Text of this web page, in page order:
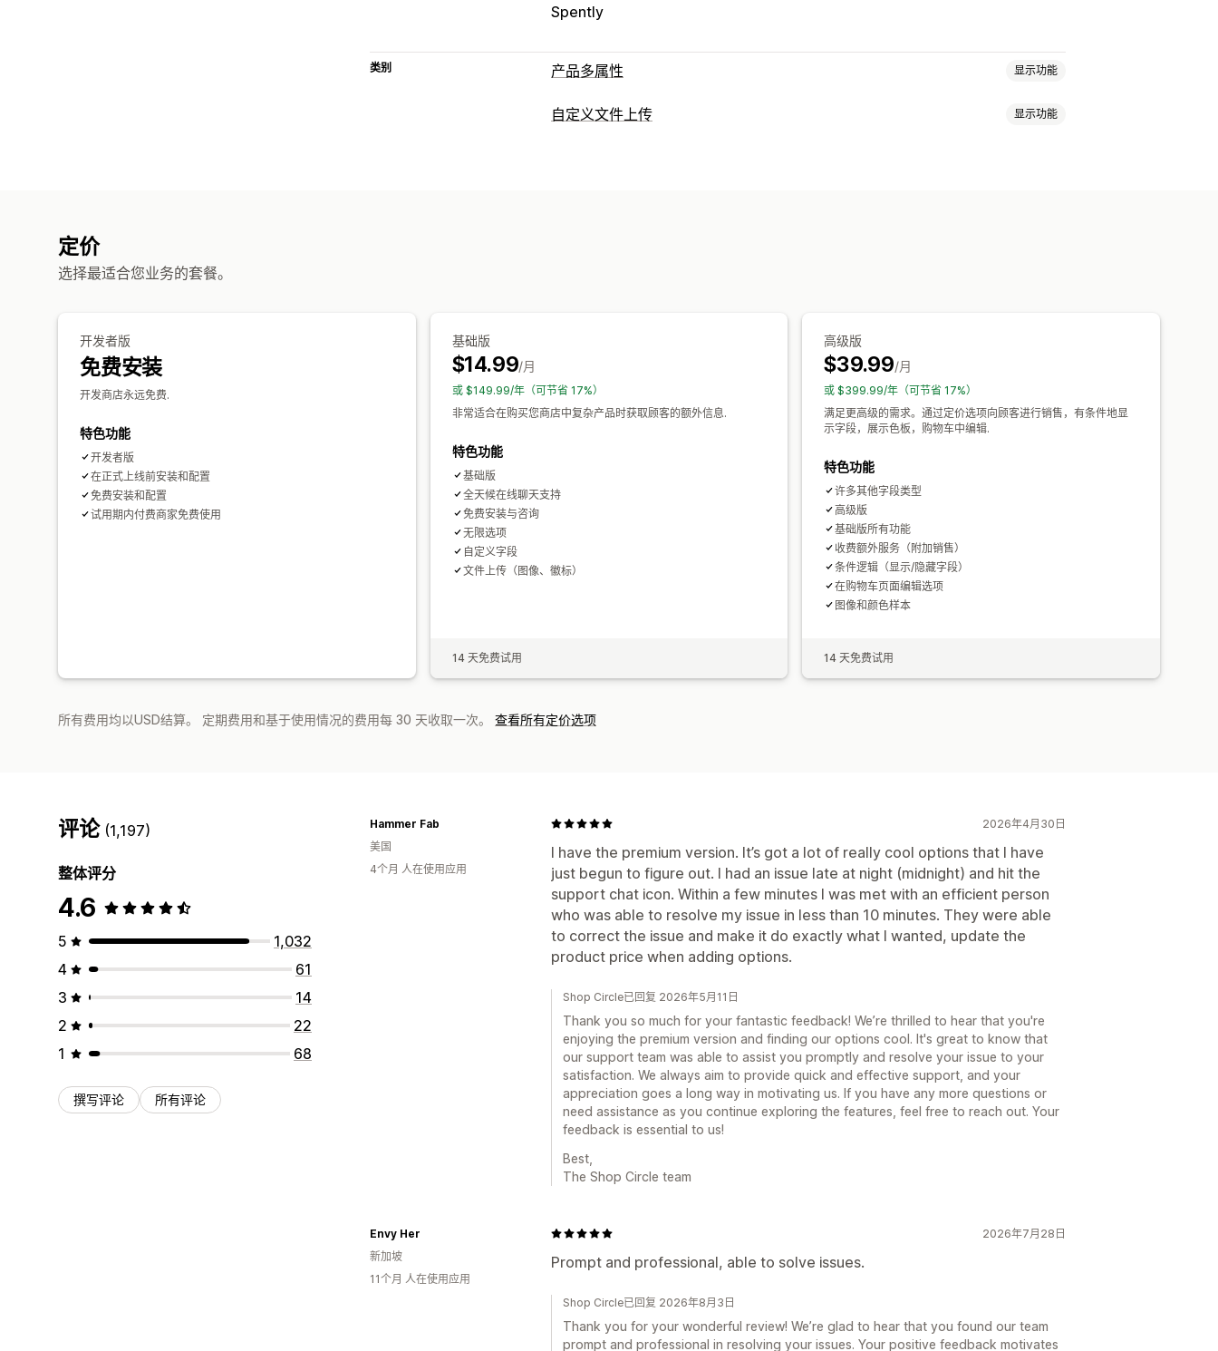
Spently
类别 产品多属性 显示功能
自定义
自定义文件上传 显示功能
定价
选择最适合您业务的套餐。
开发者版
免费安装
开发商店永远免费.
特色功能
开发者版
在正式上线前安装和配置
免费安装和配置
试用期内付费商家免费使用
基础版
$14.99/月
或 $149.99/年（可节省 17%）
非常适合在购买您商店中复杂产品时获取顾客的额外信息.
特色功能
基础版
全天候在线聊天支持
免费安装与咨询
无限选项
自定义字段
文件上传（图像、徽标）
14 天免费试用
高级版
$39.99/月
或 $399.99/年（可节省 17%）
满足更高级的需求。通过定价选项向顾客进行销售，有条件地显
示字段，展示色板，购物车中编辑.
特色功能
许多其他字段类型
高级版
基础版所有功能
收费额外服务（附加销售）
条件逻辑（显示/隐藏字段）
在购物车页面编辑选项
图像和颜色样本
14 天免费试用
所有费用均以USD结算。 定期费用和基于使用情况的费用每 30 天收取一次。 查看所有定价选项
评论 (1,197)
整体评分
4.6
5
1,032
4
61
3
14
2
22
1
68
撰写评论 所有评论
2026年4月30日
I have the premium version. It’s got a lot of really cool options that I have
just begun to figure out. I had an issue late at night (midnight) and hit the
support chat icon. Within a few minutes I was met with an efficient person
who was able to resolve my issue in less than 10 minutes. They were able
to correct the issue and make it do exactly what I wanted, update the
product price when adding options.
Hammer Fab
美国
4个月 人在使用应用
Shop Circle已回复 2026年5月11日
Thank you so much for your fantastic feedback! We’re thrilled to hear that you're
enjoying the premium version and finding our options cool. It's great to know that
our support team was able to assist you promptly and resolve your issue to your
satisfaction. We always aim to provide quick and effective support, and your
appreciation goes a long way in motivating us. If you have any more questions or
need assistance as you continue exploring the features, feel free to reach out. Your
feedback is essential to us!
Best,
The Shop Circle team
2026年7月28日
Prompt and professional, able to solve issues.
Envy Her
新加坡
11个月 人在使用应用
Shop Circle已回复 2026年8月3日
Thank you for your wonderful review! We’re glad to hear that you found our team
prompt and professional in resolving your issues. Your positive feedback motivates